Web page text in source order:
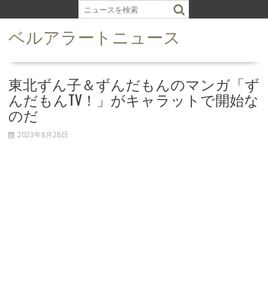
k
ベルアラートニュース
東北ずん子＆ずんだもんのマンガ「ず
んだもんTV！」がキャラットで開始な
のだ
2023年8月28日